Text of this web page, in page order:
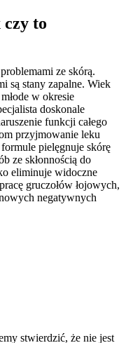
czy to
ze skórą.
są stany zapalne. Wiek
w okresie
doskonale
funkcji całego
przyjmowanie leku
pielęgnuje skórę
ze skłonnością do
eliminuje widoczne
gruczołów łojowych,
negatywnych
stwierdzić, że nie jest